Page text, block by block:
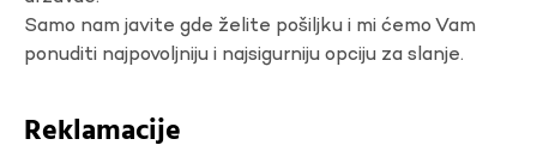
Samo nam javite gde želite pošiljku i mi ćemo Vam
ponuditi najpovoljniju i najsigurniju opciju za slanje.
Reklamacije